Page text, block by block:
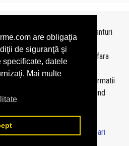
are obligaţia
de siguranţă şi
specificate, datele
Mai multe
pe baza ultimelor bilanturi
fara acordul TopFirme si fara
topuri personalizate
sau informatii
rugam sa ne contactati folosind
si conditii-Contact-Intrebari